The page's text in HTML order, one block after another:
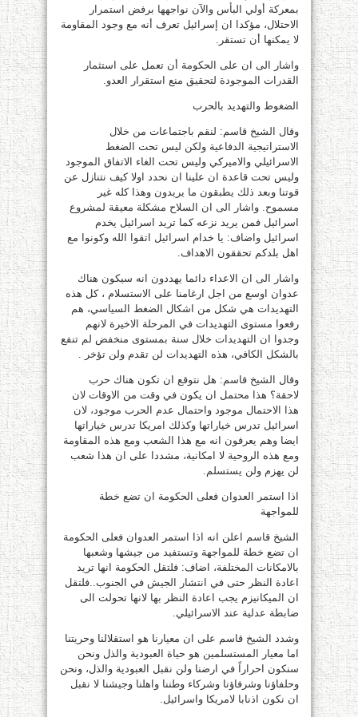
بمعركة أولي البأس والآن نواجهها برفض استمرار
الاحتلال، مؤكدا ان إسرائيل تعرف أنه مع وجود المقاومة
لا يمكنها أن تستقر.
واشار الى ان على الحكومة أن تعمل على استثمار
القدرات الموجودة لتحقيق منع استقرار العدو.
الضغوط والتهديد بالحرب
وقال الشيخ قاسم: لنقم باجتماعات من خلال
الاستراتيجية الدفاعية ولكن ليس تحت الضغط
الاسرائيلي والاميركي وليس تحت الغاء الاتفاق الموجود
وليس تحت قاعدة ان علينا ان نحدد اولا كيف نتنازل عن
قوتنا وبعد ذلك يطبقون ما يريدون وهذا كله غير
مسموح. واشار الى ان السلاح مشكلة معيقة لمشروع
اسرائيل فمن يريد نزعه كما تريد اسرائيل يخدم
اسرائيل واضاف: يا خدام اسرائيل اتقوا الله وكونوا مع
اهل بلدكم تحققون الاهداف.
واشار الى ان الاعداء دائما يهددون انه سيكون هناك
عدوان اوسع من اجل ارغامنا على الاستسلام ، كل هذه
التهديدات هي شكل من اشكال الضغط السياسي، هم
رفعوا مستوى التهديدات في المرحلة الاخيرة لانهم
وجدوا ان التهديدات خلال سنة بمستوى منخفض لم تنفع
بالشكل الكافي، هذه التهديدات لن تقدم ولن تؤخر .
وقال الشيخ قاسم: هل نتوقع ان تكون هناك حرب
لاحقة؟ هذا محتمل ان يكون في وقت من الاوقات لان
هذا الاحتمال موجود واحتمال عدم الحرب موجود، لان
اسرائيل تدرس خياراتها وكذلك امريكا تدرس خياراتها
ايضا وهم يعرفون انه مع هذا الشعب ومع هذه المقاومة
ومع هذه الروحية لا امكانية، مشددا على ان هذا شعب
لن يهزم ولن يستسلم.
اذا استمر العدوان فعلى الحكومة ان تضع خطة
للمواجهة
الشيخ قاسم اعلن انه اذا استمر العدوان فعلى الحكومة
ان تضع خطة للمواجهة وتستفيد من جيشها وشعبها
بالامكانات المختلفة، اضاف: فلتقل الحكومة انها تريد
اعادة النظر حتى في انتشار الجيش في الجنوب..فلتقل
ان الميكانيزم يجب اعادة النظر بها لانها تحولت الى
ضابطة عدلية عند الاسرائيلي.
وشدد الشيخ قاسم على ان معيارنا هو استقلالنا وحريتنا
اما معيار المستسلمين هو حياة العبودية والذل ونحن
سنكون احراراً في ارضنا ولن نقبل العبودية والذل، ونحن
وحلفاؤنا وشرفاؤنا وشركاء وطننا واهلنا وجيشنا لا نقبل
ان نكون اذنابا لامريكا واسرائيل.